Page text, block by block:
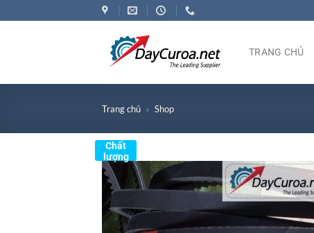
qua
TRANG CHỦ
Trang chủ » Shop
Chất
lượng